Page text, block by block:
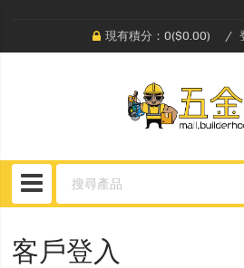
現有積分：0($0.00)
客戶登入